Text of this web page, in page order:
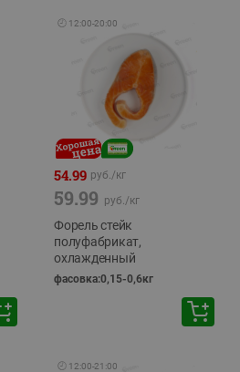
🕘 12:00-20:00
54.99 руб./кг
59.99 руб./кг
Форель стейк
полуфабрикат,
охлажденный
фасовка:0,15-0,6кг
🕘 12:00-21:00